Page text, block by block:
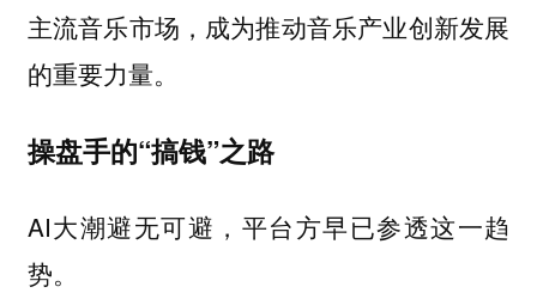
主流音乐市场，成为推动音乐产业创新发展
的重要力量。
操盘手的“搞钱”之路
AI大潮避无可避，平台方早已参透这一趋
势。